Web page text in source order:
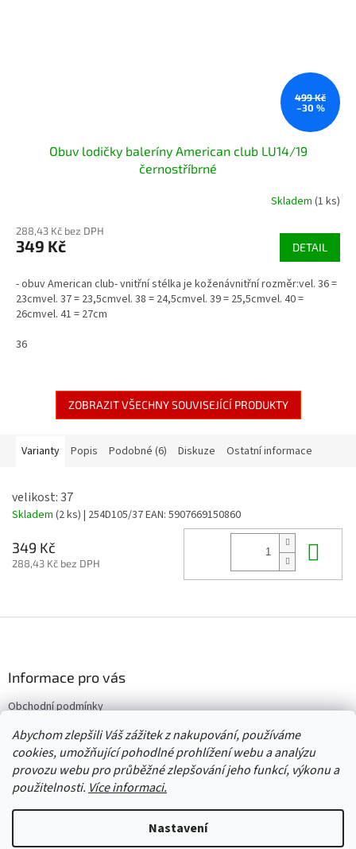
Abychom zlepšili Váš zážitek z nakupování, používáme
cookies, umožňující pohodlné prohlížení webu a analýzu
provozu webu pro průběžné zlepšování jeho funkcí, výkonu a
použitelnosti. Více informaci.
Nastavení
499 Kč
–30 %
Obuv lodičky baleríny American club LU14/19
černostříbrné
Skladem (1 ks)
288,43 Kč bez DPH
349 Kč DETAIL
- obuv American club- vnitřní stélka je koženávnitřní rozměr:vel. 36 =
23cmvel. 37 = 23,5cmvel. 38 = 24,5cmvel. 39 = 25,5cmvel. 40 =
26cmvel. 41 = 27cm
36
ZOBRAZIT VŠECHNY SOUVISEJÍCÍ PRODUKTY
Varianty Popis Podobné (6) Diskuze Ostatní informace
velikost: 37
Skladem (2 ks) | 254D105/37EAN: 5907669150860
349 Kč
288,43 Kč bez DPH
í
Informace pro vás
Obchodní podmínky
Vrácení/výměna/reklamace
Velkoobchod